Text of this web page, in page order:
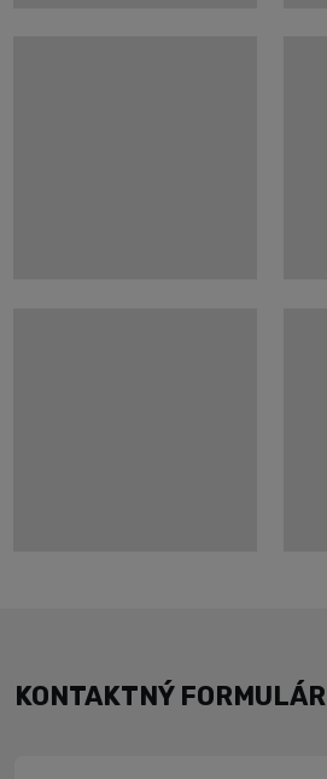
KONTAKTNÝ FORMULÁR